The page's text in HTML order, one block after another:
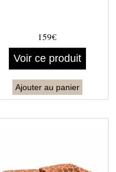
159€
Voir ce produit
Ajouter au panier